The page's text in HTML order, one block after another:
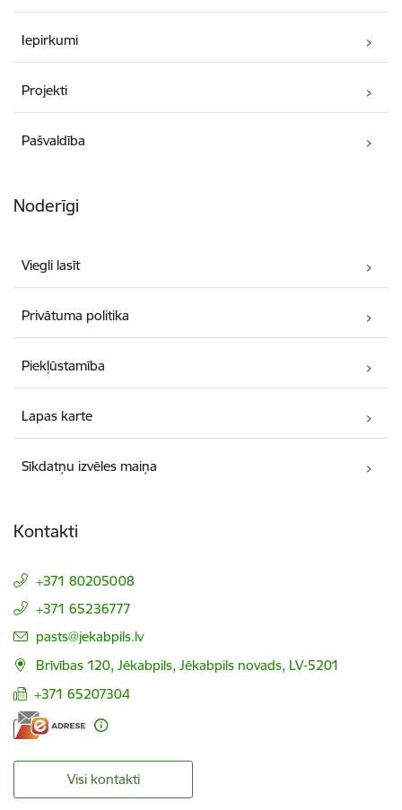
Iepirkumi
Projekti
Pašvaldība
Noderīgi
Viegli lasīt
Privātuma politika
Piekļūstamība
Lapas karte
Sīkdatņu izvēles maiņa
Kontakti
+371 80205008
+371 65236777
E-pasts:
pasts@jekabpils.lv
Brīvības 120, Jēkabpils, Jēkabpils novads, LV-5201
+371 65207304
Visi kontakti